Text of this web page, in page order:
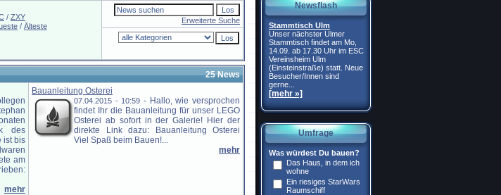
/ ZXY
/ Älteste
Erweiterte Suche
25 News
des
ist bis
am
mehr
Bauanleitung Osterei
07.04.2015 - 10:59 - Hallo, wie versprochen
findet Ihr die Bauanleitung für unser LEGO
Osterei ab sofort in der Galerie! Hier der
direkte Link dazu: Bauanleitung Osterei
Viel Spaß beim Bauen!...
mehr
Newsflash
Stammtisch Ulm
Unser nächster Ulmer
Stammtisch findet am Mo,
14.09. ab 17.30 Uhr im ESC
Vereinsheim Ulm
(Einsteinstraße) statt. Neue
Besucher/Innen sind
gerne...
[mehr »]
Umfrage
Was würdest Du bauen?
Das Haus, in dem ich
wohne
Ein riesiges StarWars
Raumschiff